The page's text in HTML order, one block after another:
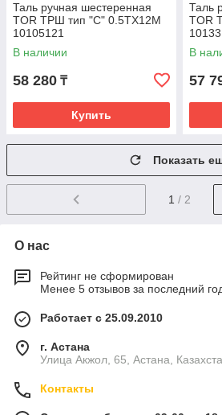
Таль ручная шестеренная
TOR ТРШ тип "С" 0.5ТХ12М
10105121
В наличии
58 280 ₸
Купить
Таль
TOR
В
57
Показать
1 / 2
О нас
Рейтинг не сформирован
Менее 5 отзывов за последний
Работает с 25.09.2010
г. Астана
Улица Акжол, 65, Астана,
Контакты